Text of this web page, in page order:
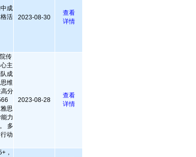
成
活
2023-08-30
查看
详情
传
主
成
维
分
思
力
多
动
2023-08-28
查看
详情
，